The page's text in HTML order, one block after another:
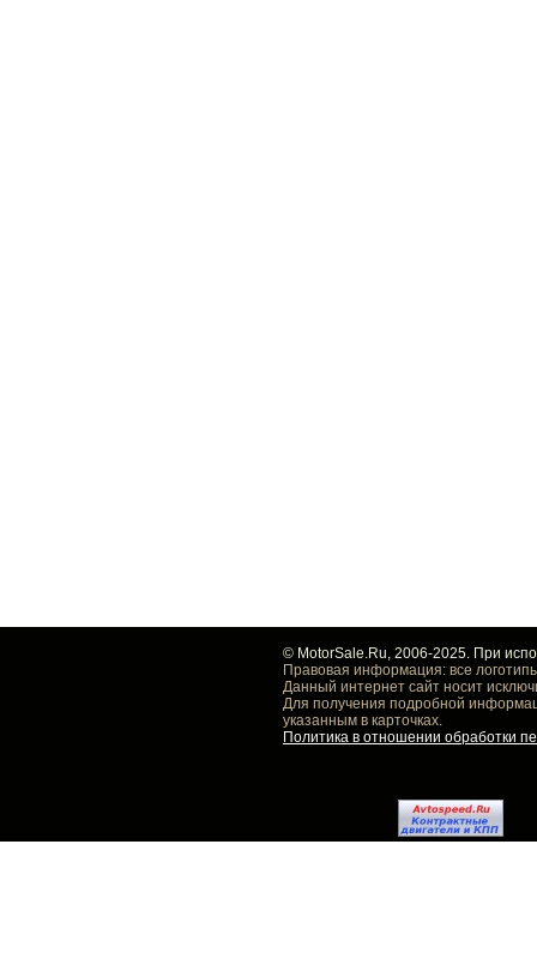
© MotorSale.Ru, 2006-2025. При
Правовая информация: все
Данный интернет сайт носит
Для получения подробной
указанным в карточках.
Политика в отношении обработки